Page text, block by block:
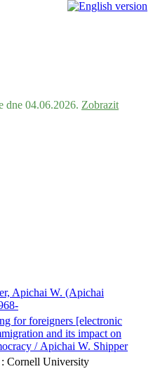
dne 04.06.2026. Zobrazit
Apichai W. (Apichai
for foreigners [electronic
and its impact on
/ Apichai W. Shipper
Cornell University